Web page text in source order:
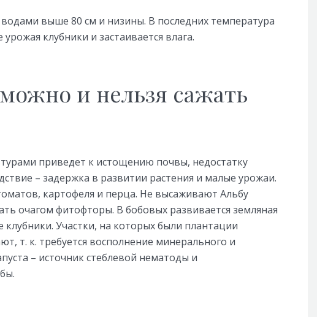
выше 80 см и низины. В последних температура
клубники и застаивается влага.
и нельзя сажать
приведет к истощению почвы, недостатку
– задержка в развитии растения и малые урожаи.
картофеля и перца. Не высаживают Альбу
очагом фитофторы. В бобовых развивается земляная
Участки, на которых были плантации
т. к. требуется восполнение минерального и
– источник стеблевой нематоды и